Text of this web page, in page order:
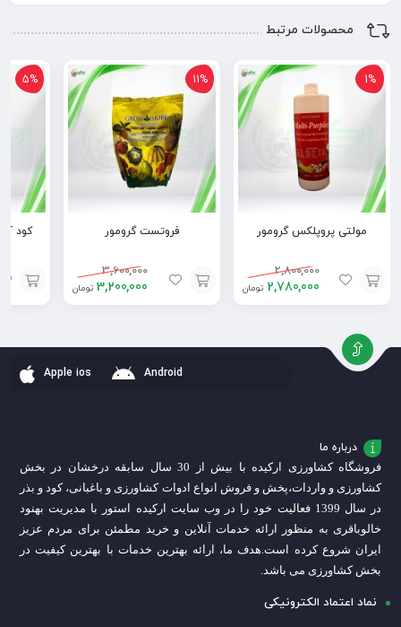
محصولات مرتبط
1%
مولتی پروپلکس گرومور
2,800,000
2,780,000 تومان
افزودن
به
سبد
11%
فروتست گرومور
3,600,000
3,200,000 تومان
افزودن
5%
کود
افزودن
Apple ios Android
درباره ما
فروشگاه کشاورزی ارکیده با بیش از 30 سال سابقه درخشان در بخش
کشاورزی و واردات،پخش و فروش انواع ادوات کشاورزی و باغبانی، کود و بذر
در سال 1399 فعالیت خود را در وب سایت ارکیده استور با مدیریت بهنود
خالوباقری به منظور ارائه خدمات آنلاین و خرید مطمئن برای مردم عزیز
ایران شروع کرده است.هدف ما، ارائه بهترین خدمات با بهترین کیفیت در
بخش کشاورزی می باشد.
نماد اعتماد الکترونیکی